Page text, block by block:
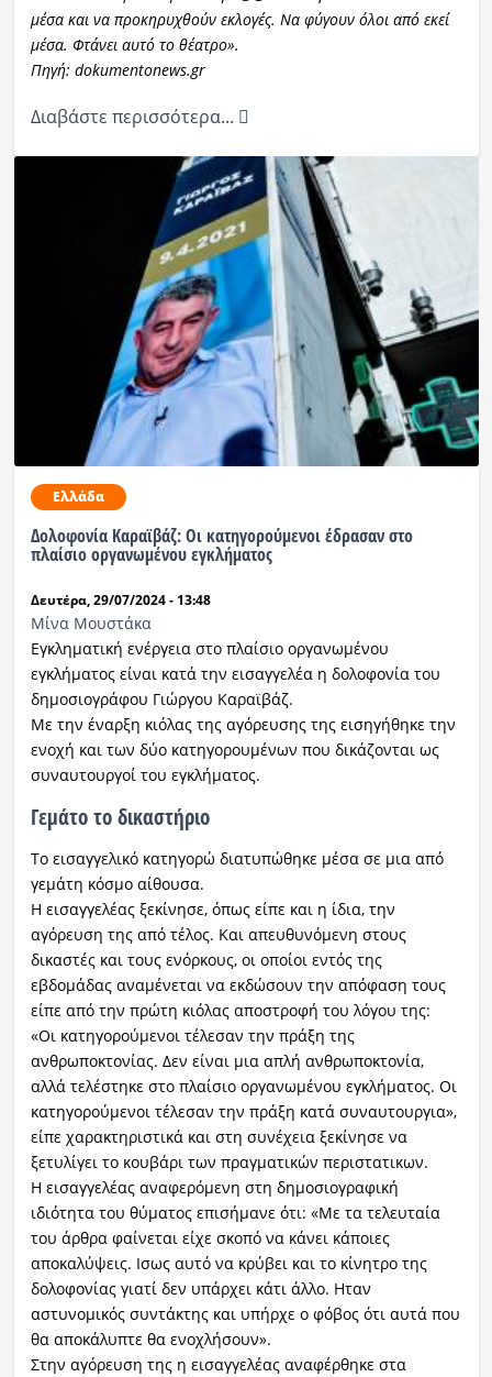
μέσα και να προκηρυχθούν εκλογές. Να φύγουν όλοι από εκεί
μέσα. Φτάνει αυτό το θέατρο».
Πηγή: dokumentonews.gr
Διαβάστε περισσότερα...
Ελλάδα
Δολοφονία Καραϊβάζ: Οι κατηγορούμενοι έδρασαν στο
πλαίσιο οργανωμένου εγκλήματος
Δευτέρα, 29/07/2024 - 13:48
Μίνα Μουστάκα
Εγκληματική ενέργεια στο πλαίσιο οργανωμένου
εγκλήματος είναι κατά την εισαγγελέα η δολοφονία του
δημοσιογράφου Γιώργου Καραϊβάζ.
Με την έναρξη κιόλας της αγόρευσης της εισηγήθηκε την
ενοχή και των δύο κατηγορουμένων που δικάζονται ως
συναυτουργοί του εγκλήματος.
Γεμάτο το δικαστήριο
Το εισαγγελικό κατηγορώ διατυπώθηκε μέσα σε μια από
γεμάτη κόσμο αίθουσα.
Η εισαγγελέας ξεκίνησε, όπως είπε και η ίδια, την
αγόρευση της από τέλος. Και απευθυνόμενη στους
δικαστές και τους ενόρκους, οι οποίοι εντός της
εβδομάδας αναμένεται να εκδώσουν την απόφαση τους
είπε από την πρώτη κιόλας αποστροφή του λόγου της:
«Οι κατηγορούμενοι τέλεσαν την πράξη της
ανθρωποκτονίας. Δεν είναι μια απλή ανθρωποκτονία,
αλλά τελέστηκε στο πλαίσιο οργανωμένου εγκλήματος. Οι
κατηγορούμενοι τέλεσαν την πράξη κατά συναυτουργια»,
είπε χαρακτηριστικά και στη συνέχεια ξεκίνησε να
ξετυλίγει το κουβάρι των πραγματικών περιστατικων.
Η εισαγγελέας αναφερόμενη στη δημοσιογραφική
ιδιότητα του θύματος επισήμανε ότι: «Mε τα τελευταία
του άρθρα φαίνεται είχε σκοπό να κάνει κάποιες
αποκαλύψεις. Ισως αυτό να κρύβει και το κίνητρο της
δολοφονίας γιατί δεν υπάρχει κάτι άλλο. Ηταν
αστυνομικός συντάκτης και υπήρχε ο φόβος ότι αυτά που
θα αποκάλυπτε θα ενοχλήσουν».
Στην αγόρευση της η εισαγγελέας αναφέρθηκε στα